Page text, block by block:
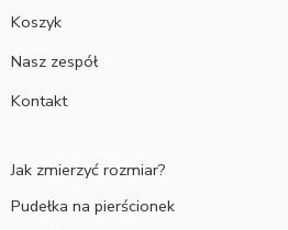
Koszyk
Nasz zespół
Kontakt
Jak zmierzyć rozmiar?
Pudełka na pierścionek